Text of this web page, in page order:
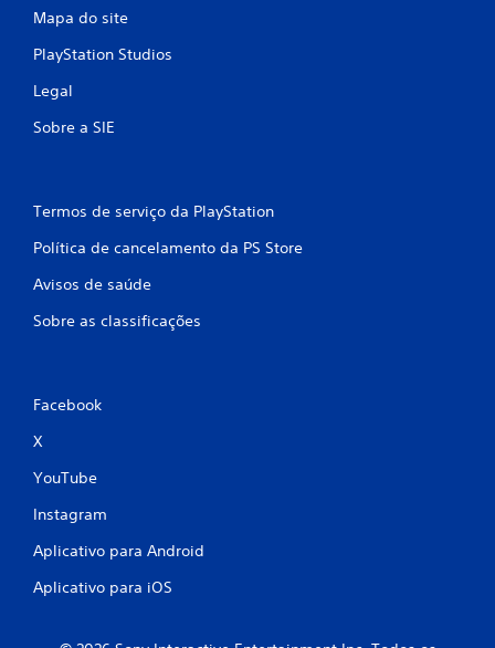
Mapa do site
PlayStation Studios
Legal
Sobre a SIE
Termos de serviço da PlayStation
Política de cancelamento da PS Store
Avisos de saúde
Sobre as classificações
Facebook
X
YouTube
Instagram
Aplicativo para Android
Aplicativo para iOS